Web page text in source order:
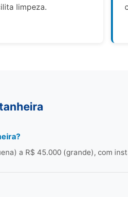
limpeza.
a R$ 45.000 (grande), com